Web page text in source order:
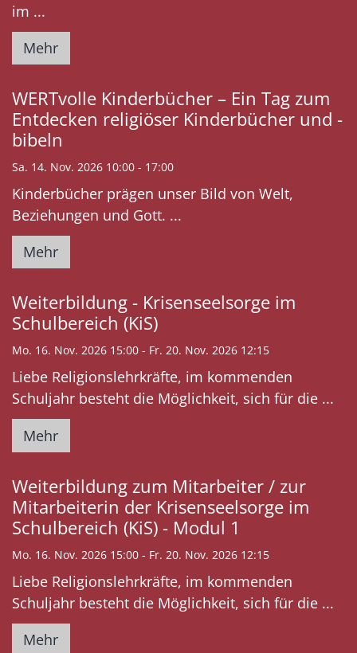
im ...
Mehr
WERTvolle Kinderbücher – Ein Tag zum
Entdecken religiöser Kinderbücher und -
bibeln
Sa. 14. Nov. 2026 10:00 - 17:00
Kinderbücher prägen unser Bild von Welt,
Beziehungen und Gott. ...
Mehr
Weiterbildung - Krisenseelsorge im
Schulbereich (KiS)
Mo. 16. Nov. 2026 15:00 - Fr. 20. Nov. 2026 12:15
Liebe Religionslehrkräfte, im kommenden
Schuljahr besteht die Möglichkeit, sich für die ...
Mehr
Weiterbildung zum Mitarbeiter / zur
Mitarbeiterin der Krisenseelsorge im
Schulbereich (KiS) - Modul 1
Mo. 16. Nov. 2026 15:00 - Fr. 20. Nov. 2026 12:15
Liebe Religionslehrkräfte, im kommenden
Schuljahr besteht die Möglichkeit, sich für die ...
Mehr